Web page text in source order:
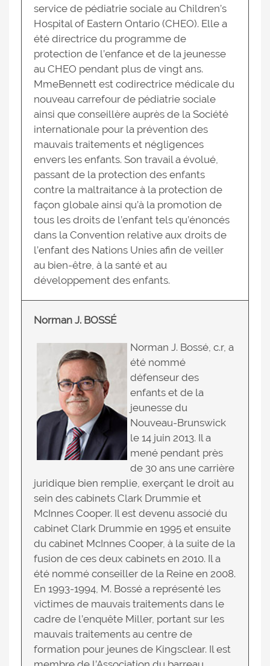
service de pédiatrie sociale au Children’s
Hospital of Eastern Ontario (CHEO). Elle a
été directrice du programme de
protection de l’enfance et de la jeunesse
au CHEO pendant plus de vingt ans.
MmeBennett est codirectrice médicale du
nouveau carrefour de pédiatrie sociale
ainsi que conseillère auprès de la Société
internationale pour la prévention des
mauvais traitements et négligences
envers les enfants. Son travail a évolué,
passant de la protection des enfants
contre la maltraitance à la protection de
façon globale ainsi qu’à la promotion de
tous les droits de l’enfant tels qu’énoncés
dans la Convention relative aux droits de
l’enfant des Nations Unies afin de veiller
au bien-être, à la santé et au
développement des enfants.
Norman J. BOSSÉ
Norman J. Bossé, c.r, a
été nommé
défenseur des
enfants et de la
jeunesse du
Nouveau-Brunswick
le 14 juin 2013. Il a
mené pendant près
de 30 ans une carrière
juridique bien remplie, exerçant le droit au
sein des cabinets Clark Drummie et
McInnes Cooper. Il est devenu associé du
cabinet Clark Drummie en 1995 et ensuite
du cabinet McInnes Cooper, à la suite de la
fusion de ces deux cabinets en 2010. Il a
été nommé conseiller de la Reine en 2008.
En 1993-1994, M. Bossé a représenté les
victimes de mauvais traitements dans le
cadre de l’enquête Miller, portant sur les
mauvais traitements au centre de
formation pour jeunes de Kingsclear. Il est